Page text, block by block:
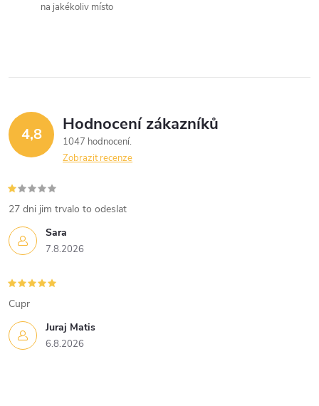
na jakékoliv místo
4,8 Hodnocení zákazníků
1047 hodnocení
Zobrazit recenze
Sara
7.8.2026
27 dni jim trvalo to odeslat
Juraj Matis
6.8.2026
Cupr